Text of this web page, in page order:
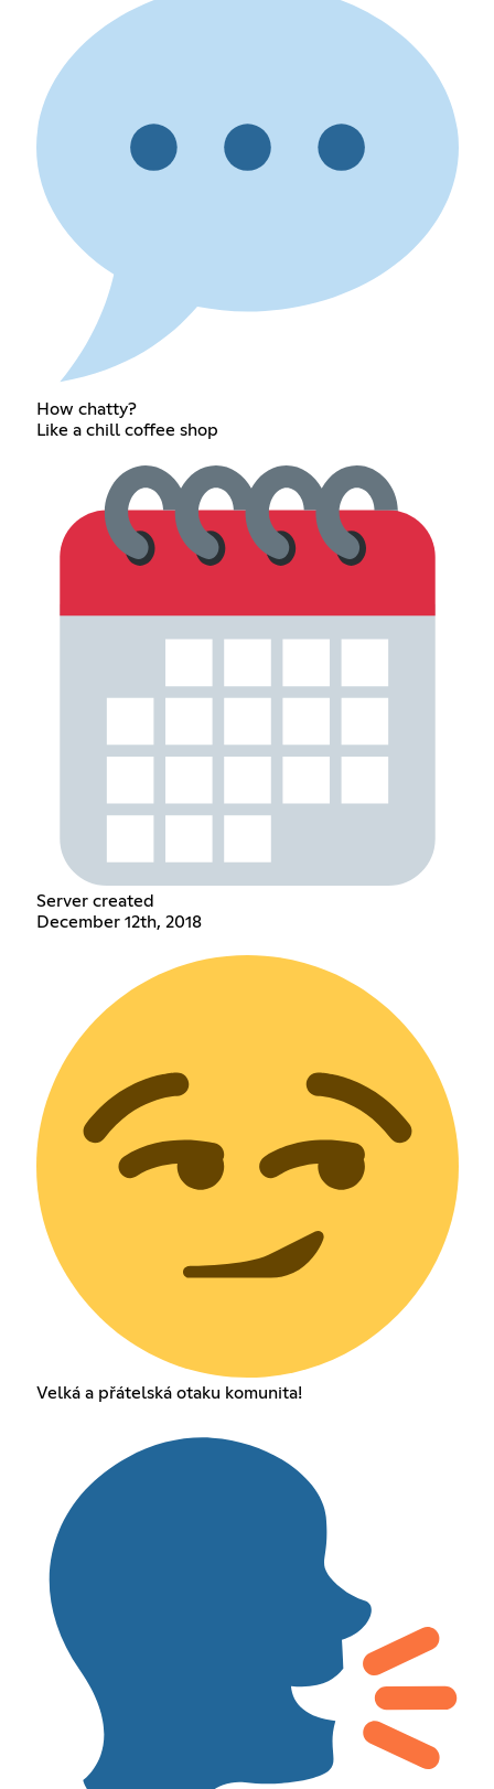
How chatty?
Like a chill coffee shop
Server created
December 12th, 2018
Velká a přátelská otaku komunita!